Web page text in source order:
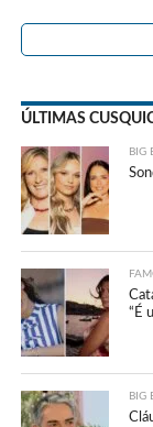
ÚLTIMAS
BIG
“É
BIG